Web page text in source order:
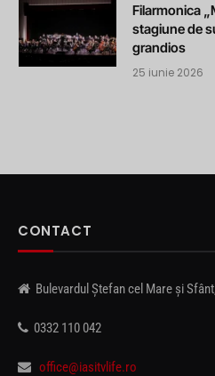
Filarmonica
stagiune de
grandios
25 iunie 2026
CONTACT
Bulevardul Ștefan cel Mare și
0332 110 042
office@iasitvlife.ro